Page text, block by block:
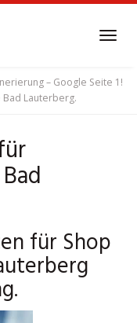
– Google Seite 1!
Lauterberg.
für Shop